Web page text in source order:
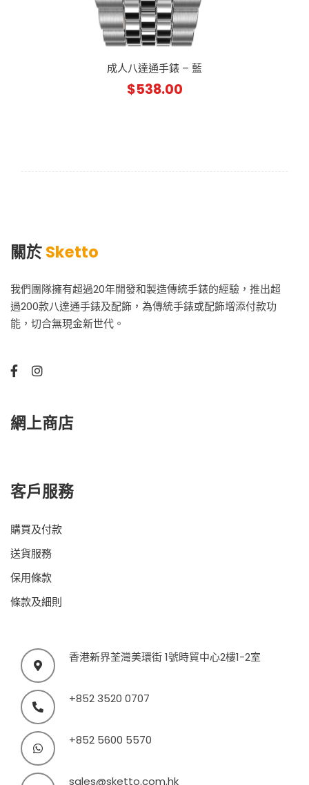
成人八達通手錶 – 藍
$538.00
關於Sketto
我們團隊擁有超過20年開發和製造傳統手錶的經驗，推出超
過200款八達通手錶及配飾，為傳統手錶或配飾增添付款功
能，切合無現金新世代。
網上商店
客戶服務
購買及付款
送貨服務
保用條款
條款及細則
香港新界荃灣美環街 1號時貿中心2樓1-2室
+852 3520 0707
+852 5600 5570
sales@sketto.com.hk